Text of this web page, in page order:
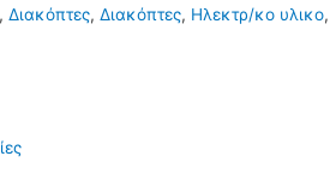
, Διακόπτες, Διακόπτες, Ηλεκτρ/κο υλικο,